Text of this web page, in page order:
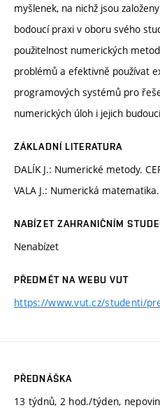
myšlenek, na nichž jsou
bodoucí praxi v oboru svého
použitelnost numerických
problémů a efektivně používat
programových systémů pro
numerických úloh i jejich
ZÁKLADNÍ LITERATURA
DALÍK J.: Numerické metody.
VALA J.: Numerická
NABÍZET ZAHRANIČNÍM
Nenabízet
PŘEDMĚT NA WEBU VUT
https://www.vut.cz/studenti/
PŘEDNÁŠKA
13 týdnů, 2 hod./týden,